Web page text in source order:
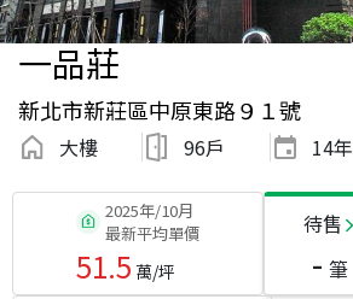
一品莊
新北市新莊區中原東路９１號
大樓 96戶 14年
2025年/10月
最新平均單價
51.5 萬/坪
待售
- 筆